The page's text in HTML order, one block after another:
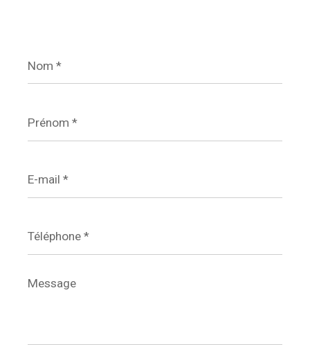
*
*
mail
*
*
Message
*